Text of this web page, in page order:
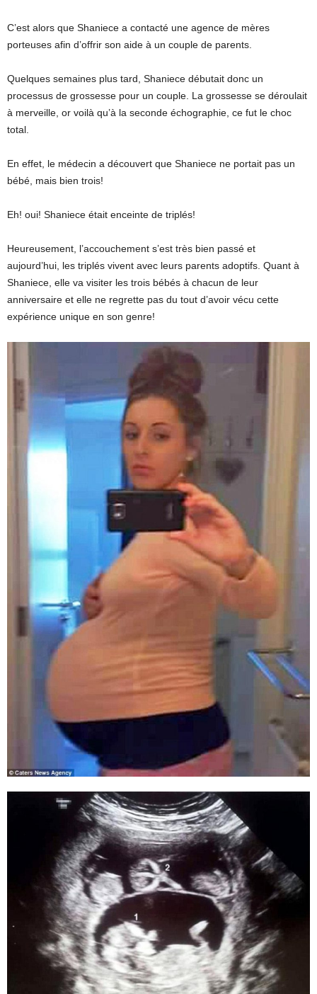
C’est alors que Shaniece a contacté une agence de mères
porteuses afin d’offrir son aide à un couple de parents.
Quelques semaines plus tard, Shaniece débutait donc un
processus de grossesse pour un couple. La grossesse se déroulait
à merveille, or voilà qu’à la seconde échographie, ce fut le choc
total.
En effet, le médecin a découvert que Shaniece ne portait pas un
bébé, mais bien trois!
Eh! oui! Shaniece était enceinte de triplés!
Heureusement, l’accouchement s’est très bien passé et
aujourd’hui, les triplés vivent avec leurs parents adoptifs. Quant à
Shaniece, elle va visiter les trois bébés à chacun de leur
anniversaire et elle ne regrette pas du tout d’avoir vécu cette
expérience unique en son genre!